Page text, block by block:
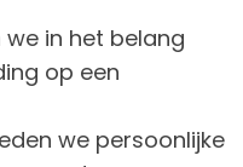
in het belang
op een
we persoonlijke